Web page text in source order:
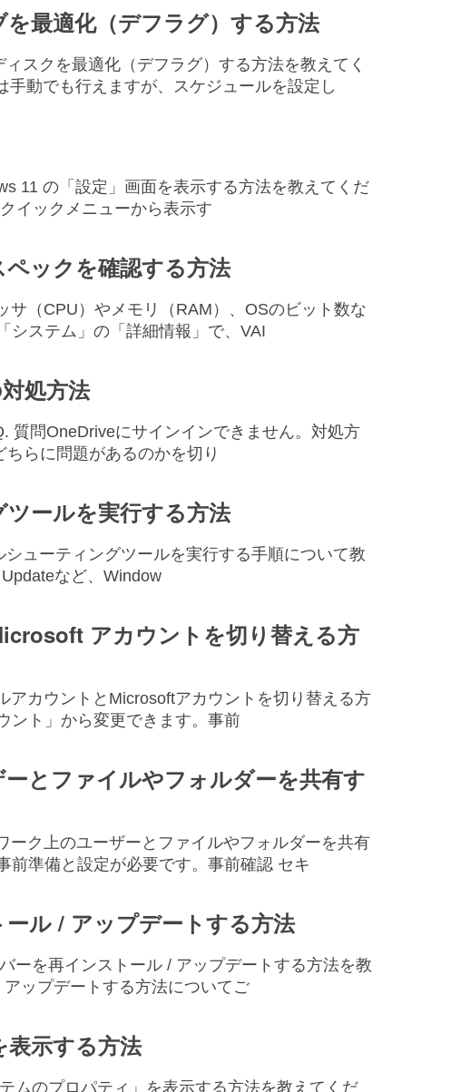
最適化（デフラグ）する方法
スクを最適化（デフラグ）する方法を教えてく
動でも行えますが、スケジュールを設定し
11 の「設定」画面を表示する方法を教えてくだ
イックメニューから表示す
ックを確認する方法
（CPU）やメモリ（RAM）、OSのビット数な
システム」の「詳細情報」で、VAI
処方法
問OneDriveにサインインできません。対処方
らに問題があるのかを切り
ールを実行する方法
ューティングツールを実行する手順について教
など、Window
アカウントを切り替える方
アカウントとMicrosoftアカウントを切り替える方
ント」から変更できます。事前
とファイルやフォルダーを共有す
ーク上のユーザーとファイルやフォルダーを共有
前準備と設定が必要です。事前確認 セキ
ル / アップデートする方法
ーを再インストール / アップデートする方法を教
ップデートする方法についてご
示する方法
ムのプロパティ」を表示する方法を教えてくだ